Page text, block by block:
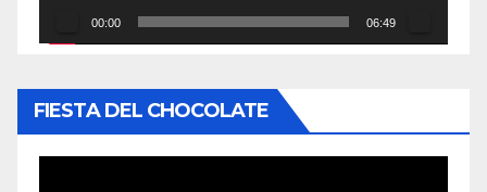
00:00 06:49
FIESTA DEL CHOCOLATE